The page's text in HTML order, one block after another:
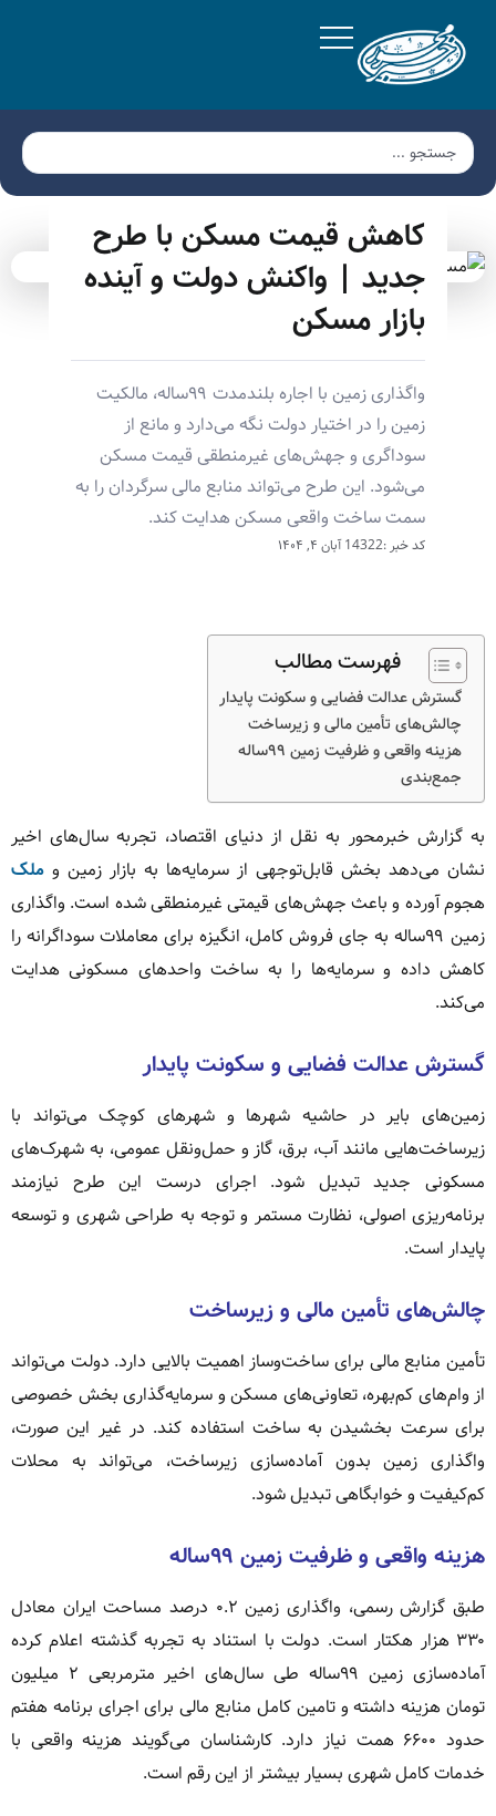
کاهش قیمت مسکن با طرح
جدید | واکنش دولت و آینده
بازار مسکن
واگذاری زمین با اجاره بلندمدت ۹۹ساله، مالکیت
زمین را در اختیار دولت نگه می‌دارد و مانع از
سوداگری و جهش‌های غیرمنطقی قیمت مسکن
می‌شود. این طرح می‌تواند منابع مالی سرگردان را به
سمت ساخت واقعی مسکن هدایت کند.
کد خبر :14322 آبان ۴, ۱۴۰۴
فهرست مطالب
گسترش عدالت فضایی و سکونت پایدار
چالش‌های تأمین مالی و زیرساخت
هزینه واقعی و ظرفیت زمین ۹۹ساله
جمع‌بندی
به گزارش خبرمحور به نقل از دنیای اقتصاد، تجربه سال‌های اخیر
نشان می‌دهد بخش قابل‌توجهی از سرمایه‌ها به بازار زمین و ملک
هجوم آورده و باعث جهش‌های قیمتی غیرمنطقی شده است. واگذاری
زمین ۹۹ساله به جای فروش کامل، انگیزه برای معاملات سوداگرانه را
کاهش داده و سرمایه‌ها را به ساخت واحدهای مسکونی هدایت
می‌کند.
گسترش عدالت فضایی و سکونت پایدار
زمین‌های بایر در حاشیه شهرها و شهرهای کوچک می‌تواند با
زیرساخت‌هایی مانند آب، برق، گاز و حمل‌ونقل عمومی، به شهرک‌های
مسکونی جدید تبدیل شود. اجرای درست این طرح نیازمند
برنامه‌ریزی اصولی، نظارت مستمر و توجه به طراحی شهری و توسعه
پایدار است.
چالش‌های تأمین مالی و زیرساخت
تأمین منابع مالی برای ساخت‌وساز اهمیت بالایی دارد. دولت می‌تواند
از وام‌های کم‌بهره، تعاونی‌های مسکن و سرمایه‌گذاری بخش خصوصی
برای سرعت بخشیدن به ساخت استفاده کند. در غیر این صورت،
واگذاری زمین بدون آماده‌سازی زیرساخت، می‌تواند به محلات
کم‌کیفیت و خوابگاهی تبدیل شود.
هزینه واقعی و ظرفیت زمین ۹۹ساله
طبق گزارش رسمی، واگذاری زمین ۰.۲ درصد مساحت ایران معادل
۳۳۰ هزار هکتار است. دولت با استناد به تجربه گذشته اعلام کرده
آماده‌سازی زمین ۹۹ساله طی سال‌های اخیر مترمربعی ۲ میلیون
تومان هزینه داشته و تامین کامل منابع مالی برای اجرای برنامه هفتم
حدود ۶۶۰۰ همت نیاز دارد. کارشناسان می‌گویند هزینه واقعی با
خدمات کامل شهری بسیار بیشتر از این رقم است.